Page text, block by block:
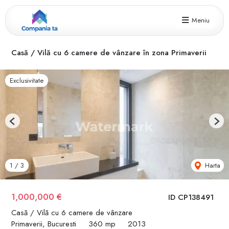
Meniu
Casă / Vilă cu 6 camere de vânzare în zona Primaverii
ID CP138491
1,000,000 €
Casă / Vilă cu 6 camere de vânzare
Primaverii, Bucuresti
360 mp 2013
Exclusivitate
1 / 3 Harta
Previous Next